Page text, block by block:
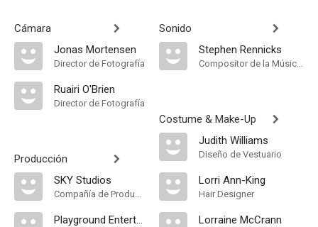
Cámara
Jonas Mortensen
Director de Fotografía
Ruairi O'Brien
Director de Fotografía
Producción
SKY Studios
Compañía de Produccion
Playground Entertainment
Sonido
Stephen Rennicks
Compositor de la Música Original
Costume & Make-Up
Judith Williams
Diseño de Vestuario
Lorri Ann-King
Hair Designer
Lorraine McCrann